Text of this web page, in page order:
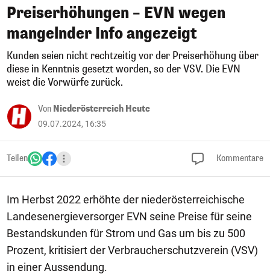
Preiserhöhungen – EVN wegen
mangelnder Info angezeigt
Kunden seien nicht rechtzeitig vor der Preiserhöhung über
diese in Kenntnis gesetzt worden, so der VSV. Die EVN
weist die Vorwürfe zurück.
Von Niederösterreich Heute
09.07.2024, 16:35
Teilen Kommentare
Im Herbst 2022 erhöhte der niederösterreichische
Landesenergieversorger EVN seine Preise für seine
Bestandskunden für Strom und Gas um bis zu 500
Prozent, kritisiert der Verbraucherschutzverein (VSV)
in einer Aussendung.